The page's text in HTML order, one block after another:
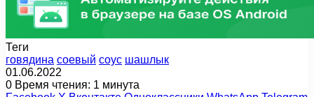
Теги
говядина соевый соус шашлык
01.06.2022
0 Время чтения: 1 минута